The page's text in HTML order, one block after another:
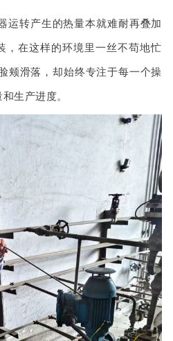
运转产生的热量本就难耐再叠加
，在这样的环境里一丝不苟地忙
颊滑落，却始终专注于每一个操
生产进度。